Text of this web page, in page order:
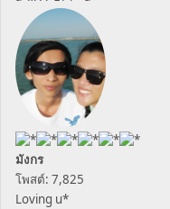
มังกร
โพสต์: 7,825
Loving u*